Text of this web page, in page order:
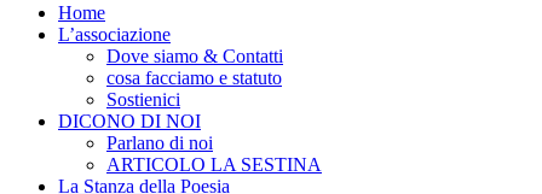
Home
L’associazione
Dove siamo & Contatti
cosa facciamo e statuto
Sostienici
DICONO DI NOI
Parlano di noi
ARTICOLO LA SESTINA
La Stanza della Poesia